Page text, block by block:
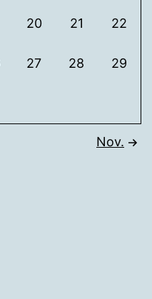
20 21 22
27 28 29
Nov.